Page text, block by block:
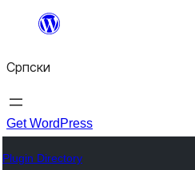
Скочи
садржај
Српски
Get WordPress
Plugin Directory